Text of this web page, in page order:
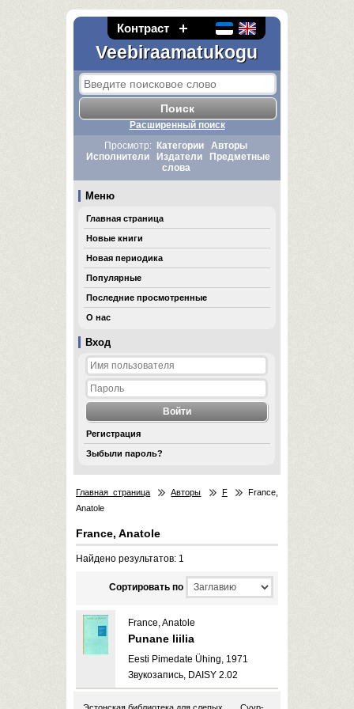
Контраст
Veebiraamatukogu
Вход
Регистрация
Зыбыли пароль?
Расширенный поиск
Просмотр:
Категории
Авторы
Исполнители
Издатели
Предметные
слова
Меню
Главная страница
Новые книги
Новая периодика
Популярные
Последние просмотренные
О нас
Главная страница Авторы F
France,
Anatole
France, Anatole
Найдено результатов: 1
Cортировать по
France, Anatole
Punane liilia
Eesti Pimedate Ühing, 1971
Звукозапись, DAISY 2.02